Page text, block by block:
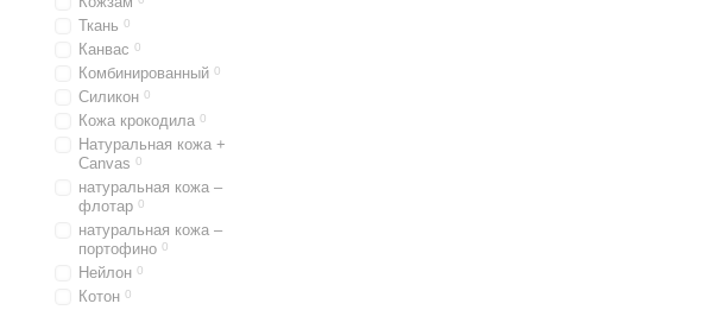
Ткань 0
Канвас 0
Комбинированный 0
Силикон 0
Кожа крокодила 0
Натуральная кожа +
Canvas 0
натуральная кожа –
флотар 0
натуральная кожа –
портофино 0
Нейлон 0
Котон 0